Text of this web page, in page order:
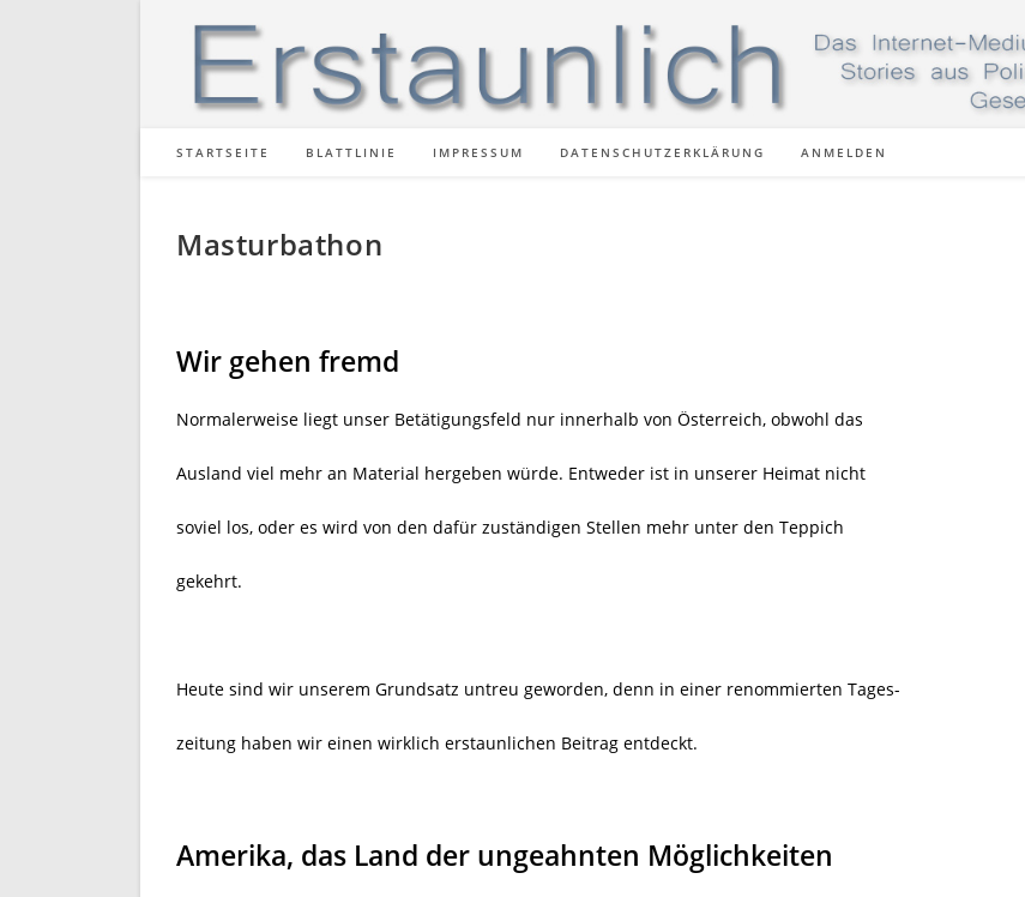
STARTSEITE BLATTLINIE IMPRESSUM DATENSCHUTZERKLÄRUNG ANMELDEN
Masturbathon
Wir gehen fremd
Normalerweise liegt unser Betätigungsfeld nur innerhalb von Österreich, obwohl das
Ausland viel mehr an Material hergeben würde. Entweder ist in unserer Heimat nicht
soviel los, oder es wird von den dafür zuständigen Stellen mehr unter den Teppich
gekehrt.
Heute sind wir unserem Grundsatz untreu geworden, denn in einer renommierten Tages-
zeitung haben wir einen wirklich erstaunlichen Beitrag entdeckt.
Amerika, das Land der ungeahnten Möglichkeiten